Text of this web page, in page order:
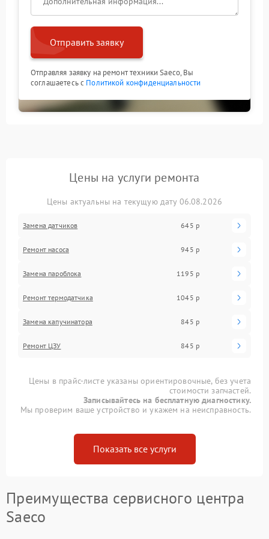
Отправить заявку
Отправляя заявку на ремонт техники Saeco, Вы
соглашаетесь с Политикой конфиденциальности
Цены на услуги ремонта
Цены актуальны на текущую дату 06.08.2026
Замена датчиков 645 р
Ремонт насоса 945 р
Замена пароблока 1195 р
Ремонт термодатчика 1045 р
Замена капучинатора 845 р
Ремонт ЦЗУ 845 р
Цены в прайс-листе указаны ориентировочные, без учета
стоимости запчастей.
Записывайтесь на бесплатную диагностику.
Мы проверим ваше устройство и укажем на неисправность.
Показать все услуги
Преимущества сервисного центра
Saeco